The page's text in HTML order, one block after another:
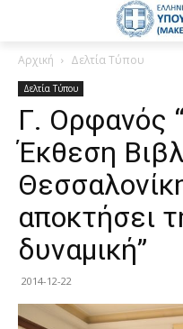
Αρχική Δελτία Τύπου
Δελτία Τύπου
Γ. Ορφανός
Έκθεση
αποκτήσει
δυναμική”
2014-12-22